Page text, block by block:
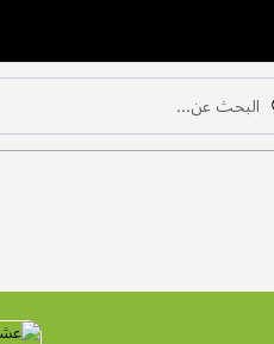
البحث عن...
بحث